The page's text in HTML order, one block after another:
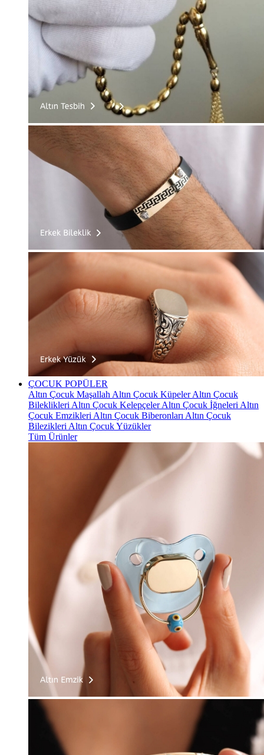
ÇOCUK POPÜLER
Altın Çocuk Maşallah Altın Çocuk KüpelerAltın Çocuk
Bileklikleri Altın Çocuk KelepçelerAltın Çocuk İğneleri Altın
Çocuk Emzikleri Altın Çocuk Biberonları Altın Çocuk
Bilezikleri Altın Çocuk Yüzükler
Tüm Ürünler